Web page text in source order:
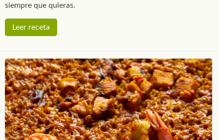
siempre que quieras.
Leer receta